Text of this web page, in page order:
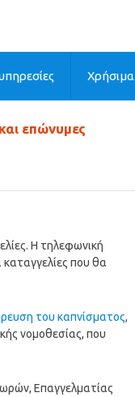
Χρήσιμα
επώνυμες
Η τηλεφωνική
που θα
του καπνίσματος,
νομοθεσίας, που
Επαγγελματίας